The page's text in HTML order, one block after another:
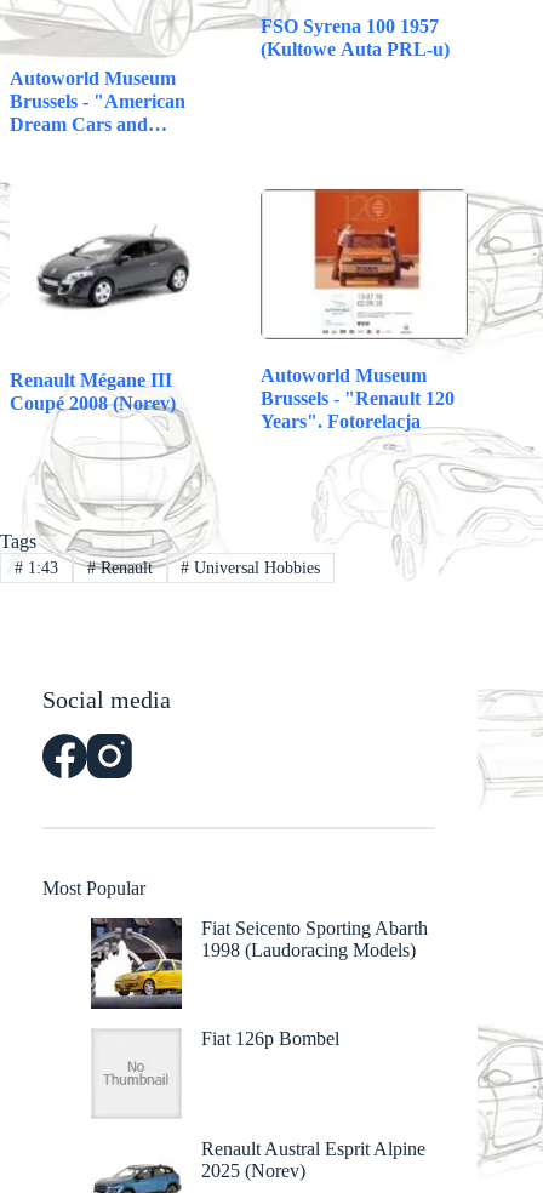
Autoworld Museum
Brussels - "American
Dream Cars and…
FSO Syrena 100 1957
(Kultowe Auta PRL-u)
Renault Mégane III
Coupé 2008 (Norev)
Autoworld Museum
Brussels - "Renault 120
Years". Fotorelacja
Tags
#1:43 #Renault # Universal Hobbies
Social media
Most Popular
Fiat Seicento Sporting Abarth
1998 (Laudoracing Models)
Fiat 126p Bombel
Renault Austral Esprit Alpine
2025 (Norev)